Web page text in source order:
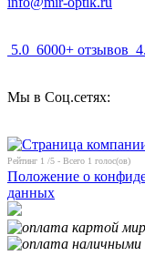
5.0 6000+ отзывов
Мы в Соц.сетях:
Рейтинг 1 /5 - Всего 1 голос(ов)
Положение о
данных